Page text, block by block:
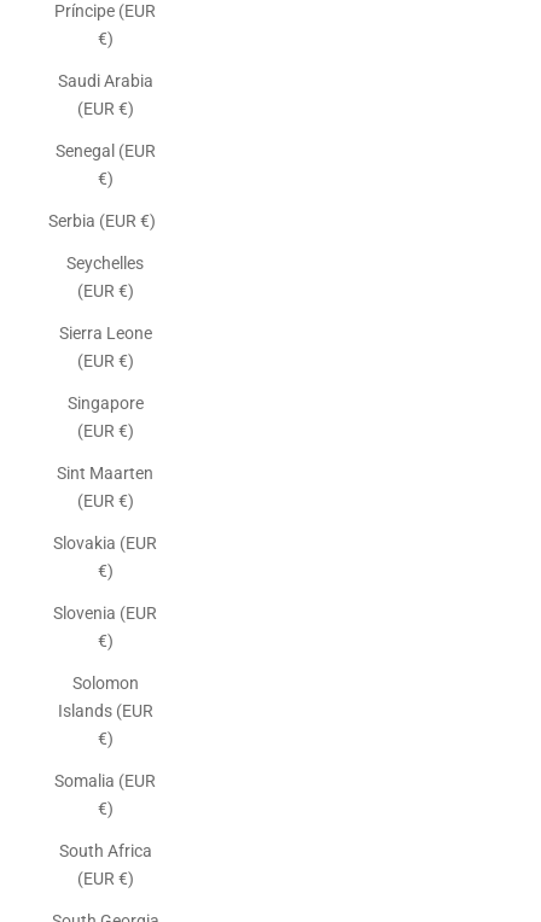
Príncipe (EUR
€)
Saudi Arabia
(EUR €)
Senegal (EUR
€)
Serbia (EUR €)
Seychelles
(EUR €)
Sierra Leone
(EUR €)
Singapore
(EUR €)
Sint Maarten
(EUR €)
Slovakia (EUR
€)
Slovenia (EUR
€)
Solomon
Islands (EUR
€)
Somalia (EUR
€)
South Africa
(EUR €)